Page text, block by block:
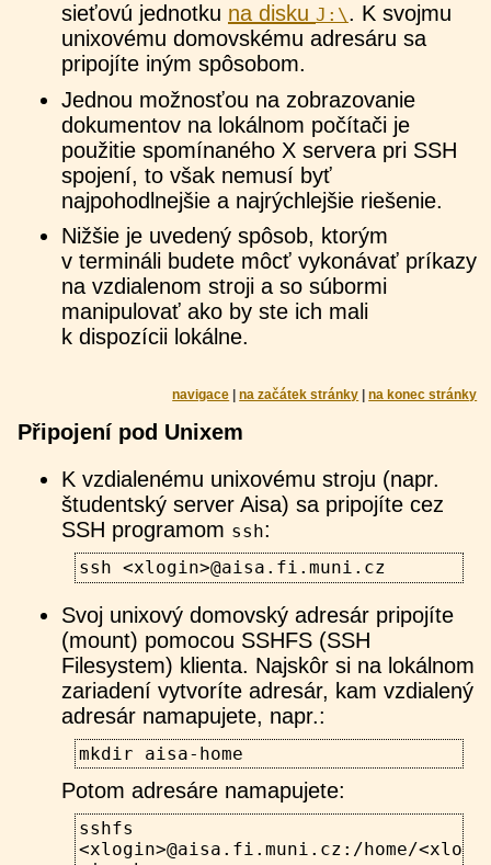
sieťovú jednotku na disku J:\. K svojmu
unixovému domovskému adresáru sa
pripojíte iným spôsobom.
Jednou možnosťou na zobrazovanie
dokumentov na lokálnom počítači je
použitie spomínaného X servera pri SSH
spojení, to však nemusí byť
najpohodlnejšie a najrýchlejšie riešenie.
Nižšie je uvedený spôsob, ktorým
v termináli budete môcť vykonávať príkazy
na vzdialenom stroji a so súbormi
manipulovať ako by ste ich mali
k dispozícii lokálne.
navigace |na začátek stránky |na konec stránky
Připojení pod Unixem
K vzdialenému unixovému stroju (napr.
študentský server Aisa) sa pripojíte cez
SSH programom ssh:
ssh <xlogin>@aisa.fi.muni.cz
Svoj unixový domovský adresár pripojíte
(mount) pomocou SSHFS (SSH
Filesystem) klienta. Najskôr si na lokálnom
zariadení vytvoríte adresár, kam vzdialený
adresár namapujete, napr.:
mkdir aisa-home
Potom adresáre namapujete:
sshfs
<xlogin>@aisa.fi.muni.cz:/home/